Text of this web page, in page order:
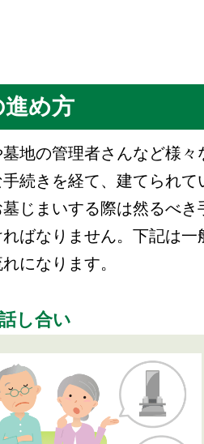
め方
地の管理者さんなど様々
続きを経て、建てられて
じまいする際は然るべき
ばなりません。下記は一
になります。
し合い